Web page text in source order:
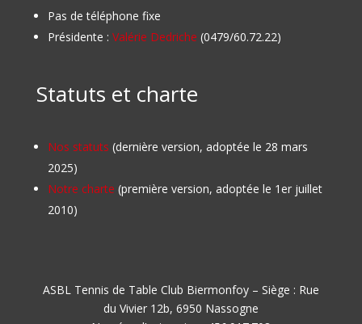
Pas de téléphone fixe
Présidente : Valérie Dedriche (0479/60.72.22)
Statuts et charte
Nos statuts (dernière version, adoptée le 28 mars
2025)
Notre charte (première version, adoptée le 1er juillet
2010)
ASBL Tennis de Table Club Biermonfoy – Siège : Rue
du Vivier 12b, 6950 Nassogne